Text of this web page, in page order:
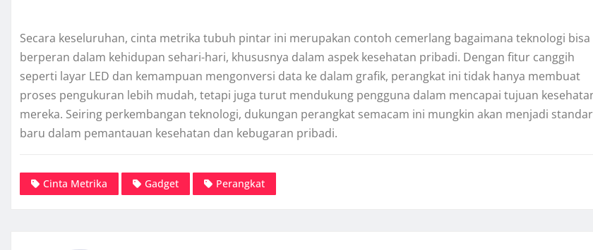
Secara keseluruhan, cinta metrika tubuh pintar ini merupakan contoh cemerlang bagaimana teknologi bisa
berperan dalam kehidupan sehari-hari, khususnya dalam aspek kesehatan pribadi. Dengan fitur canggih
seperti layar LED dan kemampuan mengonversi data ke dalam grafik, perangkat ini tidak hanya membuat
proses pengukuran lebih mudah, tetapi juga turut mendukung pengguna dalam mencapai tujuan
mereka. Seiring perkembangan teknologi, dukungan perangkat semacam ini mungkin akan menjadi standar
baru dalam pemantauan kesehatan dan kebugaran pribadi.
Cinta Metrika Gadget Perangkat